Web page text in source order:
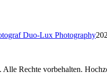
Duo-Lux Photography
Rechte vorbehalten.